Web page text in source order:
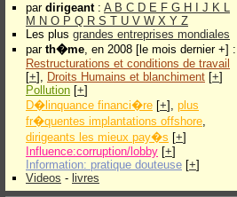
par dirigeant: A B C D E F G H J K L
M N O P Q R S T U V W X Y Z
Les plus grandes entreprises mondiales
par th�me, en 2008 [le mois dernier +] :
Restructurations et conditions de travail
[+], Droits Humains et blanchiment [+]
Pollution [+]
D�linquance financi�re [+], plus
fr�quentes implantations offshore,
dirigeants les mieux pay�s [+]
Influence:corruption/lobby [+]
Information: pratique douteuse [+]
Videos - livres